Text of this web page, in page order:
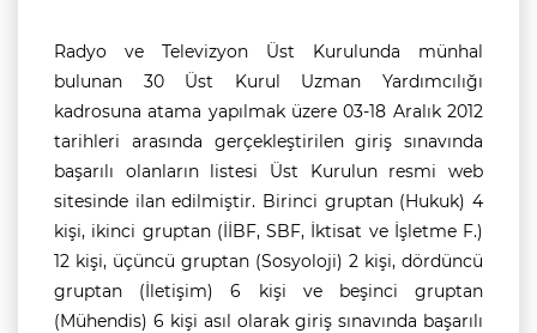
Radyo ve Televizyon Üst Kurulunda münhal
bulunan 30 Üst Kurul Uzman Yardımcılığı
kadrosuna atama yapılmak üzere 03-18 Aralık 2012
tarihleri arasında gerçekleştirilen giriş sınavında
başarılı olanların listesi Üst Kurulun resmi web
sitesinde ilan edilmiştir. Birinci gruptan (Hukuk) 4
kişi, ikinci gruptan (İİBF, SBF, İktisat ve İşletme F.)
12 kişi, üçüncü gruptan (Sosyoloji) 2 kişi, dördüncü
gruptan (İletişim) 6 kişi ve beşinci gruptan
(Mühendis) 6 kişi asıl olarak giriş sınavında başarılı